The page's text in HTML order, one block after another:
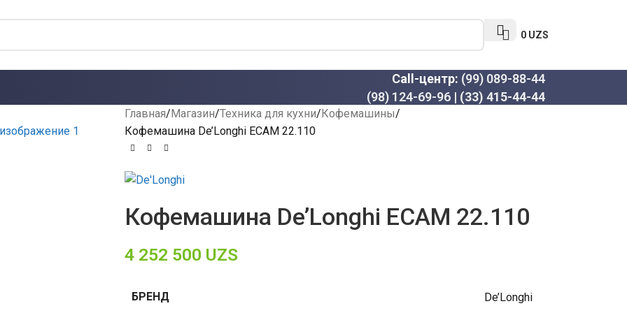
0 UZS
Call-центр: (99) 089-88-44
(98) 124-69-96 | (33) 415-44-44
Главная Магазин Техника для кухни Кофемашины
Кофемашина De’Longhi ECAM 22.110
Кофемашина De’Longhi ECAM 22.110
4 252 500 UZS
БРЕНД De’Longhi